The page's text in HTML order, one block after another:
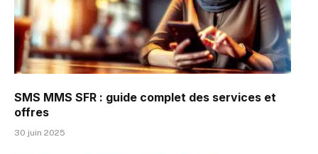
SMS MMS SFR : guide complet des services et
offres
30 juin 2025